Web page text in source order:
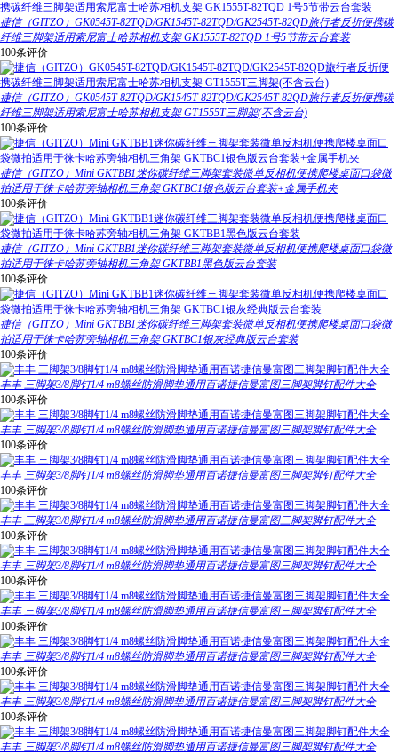
捷信（GITZO）GK0545T-82TQD/GK1545T-82TQD/GK2545T-82QD旅行者反折便携碳
纤维三脚架适用索尼富士哈苏相机支架 GK1555T-82TQD 1号5节带云台套装
100条评价
捷信（GITZO）GK0545T-82TQD/GK1545T-82TQD/GK2545T-82QD旅行者反折便携碳
纤维三脚架适用索尼富士哈苏相机支架 GT1555T三脚架(不含云台)
100条评价
捷信（GITZO）Mini GKTBB1迷你碳纤维三脚架套装微单反相机便携爬楼桌面口袋微
拍适用于徕卡哈苏旁轴相机三角架 GKTBC1银色版云台套装+金属手机夹
100条评价
捷信（GITZO）Mini GKTBB1迷你碳纤维三脚架套装微单反相机便携爬楼桌面口袋微
拍适用于徕卡哈苏旁轴相机三角架 GKTBB1黑色版云台套装
100条评价
捷信（GITZO）Mini GKTBB1迷你碳纤维三脚架套装微单反相机便携爬楼桌面口袋微
拍适用于徕卡哈苏旁轴相机三角架 GKTBC1银灰经典版云台套装
100条评价
丰丰 三脚架3/8脚钉1/4 m8螺丝防滑脚垫通用百诺捷信曼富图三脚架脚钉配件大全
100条评价
丰丰 三脚架3/8脚钉1/4 m8螺丝防滑脚垫通用百诺捷信曼富图三脚架脚钉配件大全
100条评价
丰丰 三脚架3/8脚钉1/4 m8螺丝防滑脚垫通用百诺捷信曼富图三脚架脚钉配件大全
100条评价
丰丰 三脚架3/8脚钉1/4 m8螺丝防滑脚垫通用百诺捷信曼富图三脚架脚钉配件大全
100条评价
丰丰 三脚架3/8脚钉1/4 m8螺丝防滑脚垫通用百诺捷信曼富图三脚架脚钉配件大全
100条评价
丰丰 三脚架3/8脚钉1/4 m8螺丝防滑脚垫通用百诺捷信曼富图三脚架脚钉配件大全
100条评价
丰丰 三脚架3/8脚钉1/4 m8螺丝防滑脚垫通用百诺捷信曼富图三脚架脚钉配件大全
100条评价
丰丰 三脚架3/8脚钉1/4 m8螺丝防滑脚垫通用百诺捷信曼富图三脚架脚钉配件大全
100条评价
丰丰 三脚架3/8脚钉1/4 m8螺丝防滑脚垫通用百诺捷信曼富图三脚架脚钉配件大全